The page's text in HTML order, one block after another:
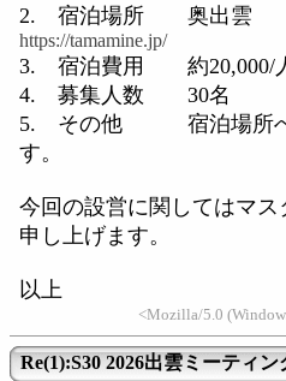
2. 宿泊場所 奥出雲
https://tamamine.jp/
3. 宿泊費用 約20,000/
4. 募集人数 30名
5. その他 宿泊場所へ至
す。
今回の設営に関してはマ
申し上げます。
以上
<Mozilla/5.0
Re(1):S30 2026出雲ミーティ